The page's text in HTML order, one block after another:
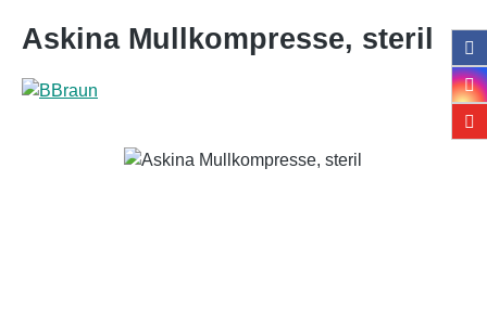
Askina Mullkompresse, steril
Bildergalerie überspringen